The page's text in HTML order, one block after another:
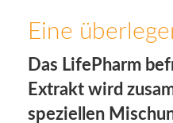
Eine
Das LifePharm
Extrakt wird
speziellen